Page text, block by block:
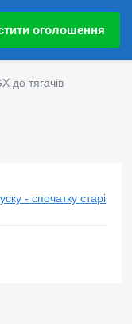
оголошення
до тягачів
- спочатку старі